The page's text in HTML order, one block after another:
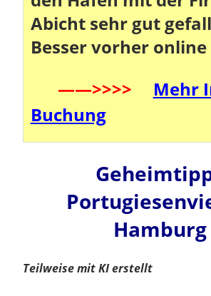
Abicht sehr gut
Besser vorher
——>>>>
Mehr
Buchung
Hamburg
Teilweise mit KI erstellt